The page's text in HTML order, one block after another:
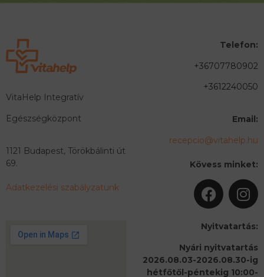
VitaHelp Integratív
Egészségközpont
1121 Budapest, Törökbálinti út
69.
Adatkezelési szabályzatunk
Telefon:
+36707780902
+3612240050
Email:
recepcio@vitahelp.hu
Kövess minket:
Nyitvatartás:
Nyári nyitvatartás
2026.08.03-2026.08.30-ig
hétfőtől-péntekig 10:00-